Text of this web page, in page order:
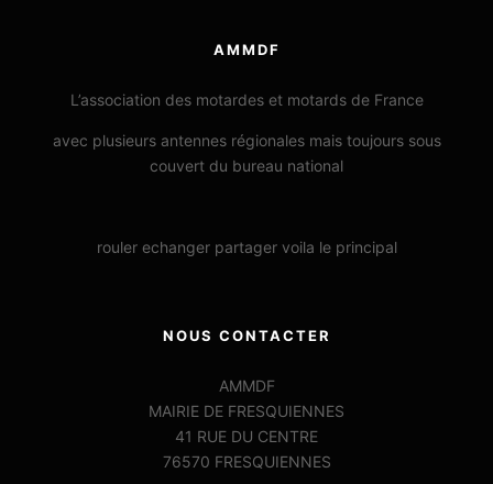
AMMDF
L’association des motardes et motards de France
avec plusieurs antennes régionales mais toujours sous
couvert du bureau national
rouler echanger partager voila le principal
NOUS CONTACTER
AMMDF
MAIRIE DE FRESQUIENNES
41 RUE DU CENTRE
76570 FRESQUIENNES